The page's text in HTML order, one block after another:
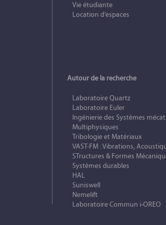
Vie étudiante
Location d’espaces
Autour de la recherche
Laboratoire Quartz
Laboratoire Euler
Ingénierie des Systèmes
Multiphysiques
Tribologie et Matériaux
VAST-FM : Vibrations,
STructures & Formes
Systèmes durables
HAL
Suniswell
Nemelift
Laboratoire Commun i-OREO